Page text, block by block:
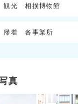
観光 相撲博物館
帰着 各事業所
真